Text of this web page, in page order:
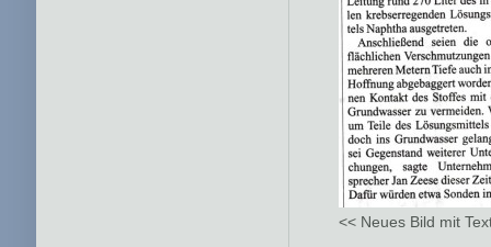
<< Neues Bild mit